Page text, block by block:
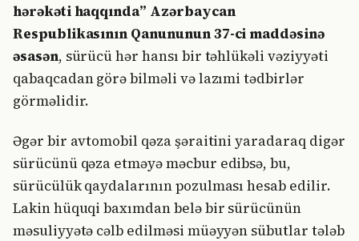
hərəkəti haqqında” Azərbaycan
Respublikasının Qanununun 37-ci maddəsinə
əsasən, sürücü hər hansı bir təhlükəli vəziyyəti
qabaqcadan görə bilməli və lazımi tədbirlər
görməlidir.
Əgər bir avtomobil qəza şəraitini yaradaraq digər
sürücünü qəza etməyə məcbur edibsə, bu,
sürücülük qaydalarının pozulması hesab edilir.
Lakin hüquqi baxımdan belə bir sürücünün
məsuliyyətə cəlb edilməsi müəyyən sübutlar tələb